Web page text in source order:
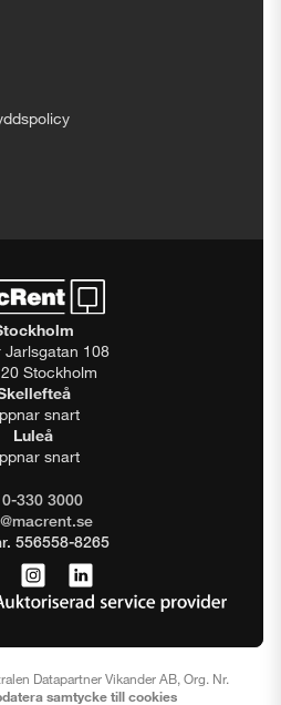
Jarlsgatan 108
Stockholm
snart
Luleå
snart
330 3000
556558-8265
Datapartner Vikander AB, Org. Nr.
samtycke till cookies